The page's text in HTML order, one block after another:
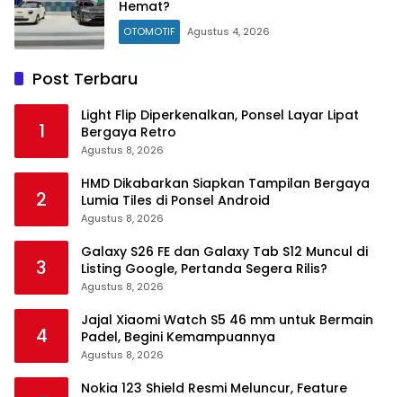
Hemat?
OTOMOTIF Agustus 4, 2026
Post Terbaru
1
Light Flip Diperkenalkan, Ponsel Layar Lipat
Bergaya Retro
Agustus 8, 2026
2
HMD Dikabarkan Siapkan Tampilan Bergaya
Lumia Tiles di Ponsel Android
Agustus 8, 2026
3
Galaxy S26 FE dan Galaxy Tab S12 Muncul di
Listing Google, Pertanda Segera Rilis?
Agustus 8, 2026
4
Jajal Xiaomi Watch S5 46 mm untuk Bermain
Padel, Begini Kemampuannya
Agustus 8, 2026
Nokia 123 Shield Resmi Meluncur, Feature